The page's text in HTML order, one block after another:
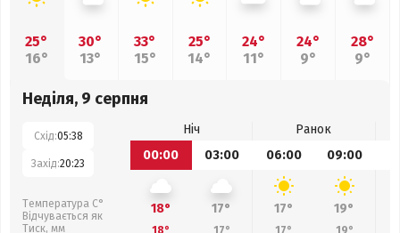
25°
16°
30°
13°
33°
15°
25°
14°
24°
11°
24°
9°
28°
9°
Неділя, 9 серпня
Схід:05:38
Захід:20:23
Температура С°
Відчувається як
Тиск, мм
Ніч
Ранок
00:00
03:00 06:00 09:00
18° 17° 17° 19°
18° 17° 17° 19°